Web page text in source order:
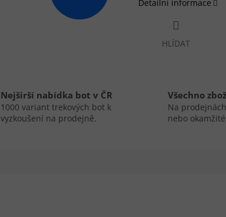
Detailní informace
HLÍDAT
Nejširší nabídka bot v ČR
1000 variant trekových bot k
vyzkoušení na prodejně.
Všechno
Na
nebo